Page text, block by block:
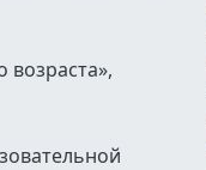
возраста»,